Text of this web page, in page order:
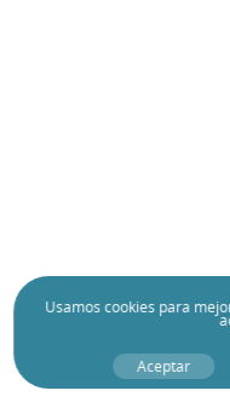
Usamoscookies para
Aceptar